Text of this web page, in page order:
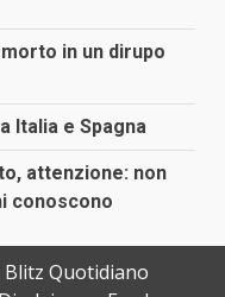
in un dirupo
Italia e Spagna
attenzione: non
conoscono
Blitz Quotidiano